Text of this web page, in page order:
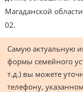
Магаданской
02.
Самую актуальную
формы семейного
т.д.) вы можете
телефону,